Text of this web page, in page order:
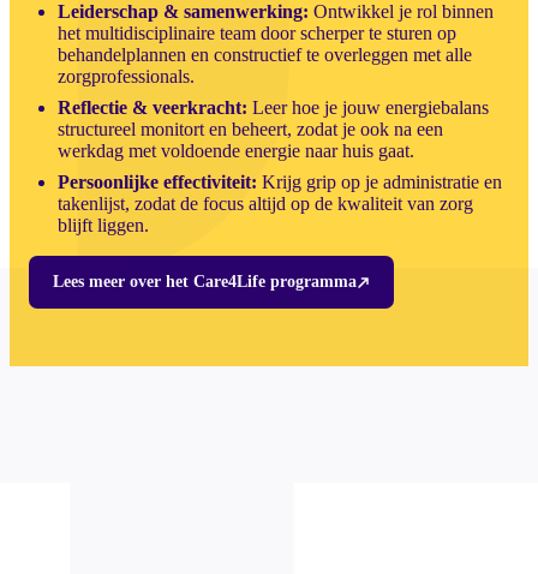
Leiderschap & samenwerking: Ontwikkel je rol binnen
het multidisciplinaire team door scherper te sturen op
behandelplannen en constructief te overleggen met alle
zorgprofessionals.
Reflectie & veerkracht: Leer hoe je jouw energiebalans
structureel monitort en beheert, zodat je ook na een
werkdag met voldoende energie naar huis gaat.
Persoonlijke effectiviteit: Krijg grip op je administratie en
takenlijst, zodat de focus altijd op de kwaliteit van zorg
blijft liggen.
Lees meer over het Care4Life programma